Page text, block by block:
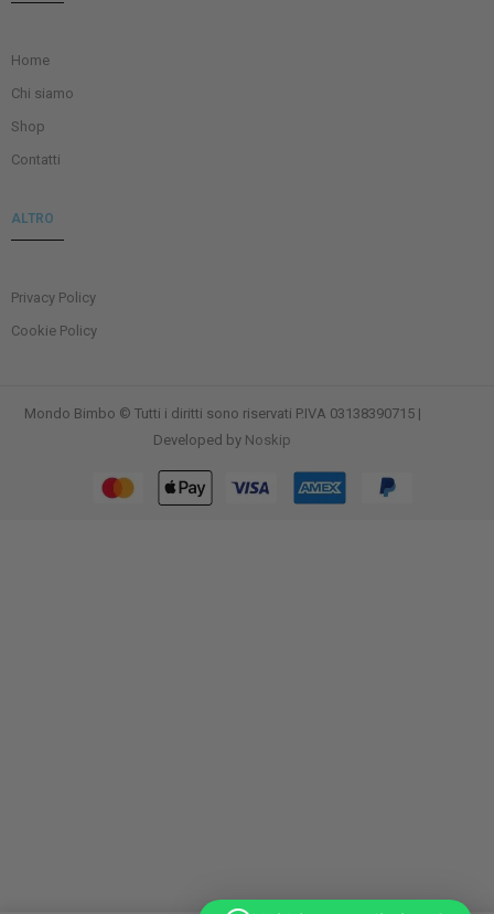
Home
Chi siamo
Shop
Contatti
ALTRO
Privacy Policy
Cookie Policy
Mondo Bimbo © Tutti i diritti sono riservati P.IVA 03138390715 |
Developed by Noskip